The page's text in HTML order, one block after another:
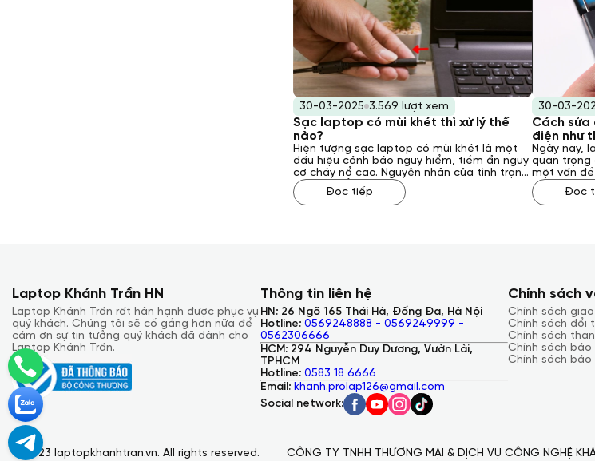
30-03-2025 3.569 lượt xem
Sạc laptop có mùi khét thì xử lý thế
nào?
Hiện tượng sạc laptop có mùi khét là một
dấu hiệu cảnh báo nguy hiểm, tiềm ẩn nguy
cơ cháy nổ cao. Nguyên nhân của tình trạng
này có thể xuất phát bởi nhiều yếu tố khác
nhau, từ lỗi kỹ thuật bên trong sạc đến các
vấn đề về nguồn điện hoặc môi trường sử
Đọc tiếp
30-03-
Cách
điện như
Ngày nay,
quan trọng
một vấn
không vào
gián đoạn
laptop
Đọc
Laptop Khánh Trần HN
Laptop Khánh Trần rất hân hạnh được phục vụ
quý khách. Chúng tôi sẽ cố gắng hơn nữa để
cảm ơn sự tin tưởng quý khách đã dành cho
Laptop Khánh Trần.
Thông tin liên hệ
HN: 26 Ngõ 165 Thái Hà, Đống Đa, Hà Nội
Hotline: 0569248888 - 0569249999 -
0562306666
HCM: 294 Nguyễn Duy Dương, Vườn Lài,
TPHCM
Hotline: 0583 18 6666
Email: khanh.prolap126@gmail.com
Social network:
Chính sách
Chính sách
Chính sách đổi
Chính sách
Chính sách bảo
Chính sách
© 2023 laptopkhanhtran.vn. All rights reserved. CÔNG TY TNHH THƯƠNG MẠI & DỊCH VỤ CÔNG NGHỆ